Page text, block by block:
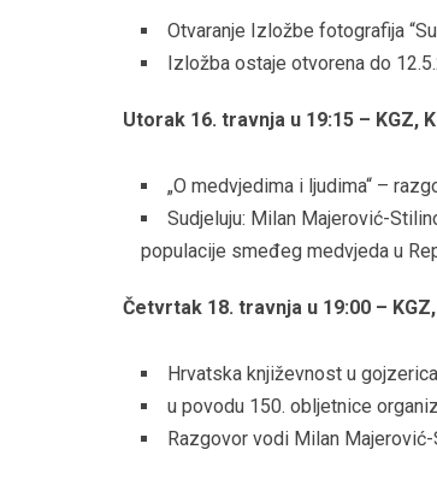
Otvaranje Izložbe fotografija
Izložba ostaje otvorena do
Utorak 16. travnja u 19:15 – KGZ,
„O medvjedima i ljudima“ –
Sudjeluju: Milan Majerović-
populacije smeđeg medvjeda u
Četvrtak 18. travnja u 19:00 –
Hrvatska književnost u
u povodu 150. obljetnice
Razgovor vodi Milan